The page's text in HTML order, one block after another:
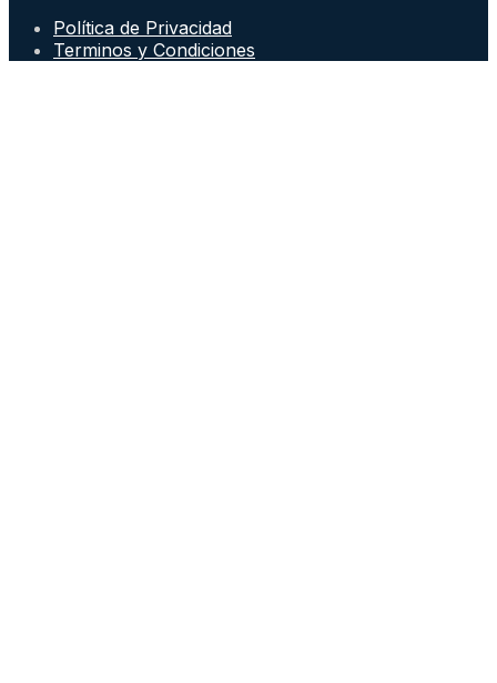
Política de Privacidad
Terminos y Condiciones